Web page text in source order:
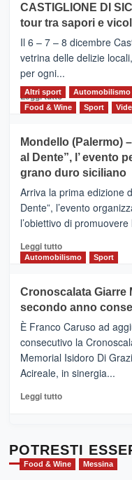
MOIO
ALCANTARA
–
Vivicittà,
alla
scoperta
del
territorio,
e
messaggi
di
CASTIGLIONE DI
tour tra sapori e
Il 6 – 7 – 8 dicembre
vetrina delle delizie
per ogni...
Leggi tuttoLeggi
di
CASTIGLIONE
DI
SICILIA
(Ct)
–
Il
Borgo
Gusto,
il
tra
sapori
vicoli
medievali
Altri sport Automobilismo
Food & Wine
Sport
Mondello (Palermo)
al Dente”, l’ evento
grano duro siciliano
Arriva la prima edizione
Dente”, l’evento
l’obiettivo di
Leggi tuttoLeggi
di
Mondello
(Palermo)
–
“E
adesso
Pasta
–
Sicilia
l’
evento
per
Automobilismo Sport
Cronoscalata Giarre
secondo anno
È Franco Caruso ad
consecutivo la
Memorial Isidoro Di
Acireale, in sinergia...
Leggi tuttoLeggi
Cronoscalata
Giarre
Montesalice
POTRESTI
Food & Wine Messina